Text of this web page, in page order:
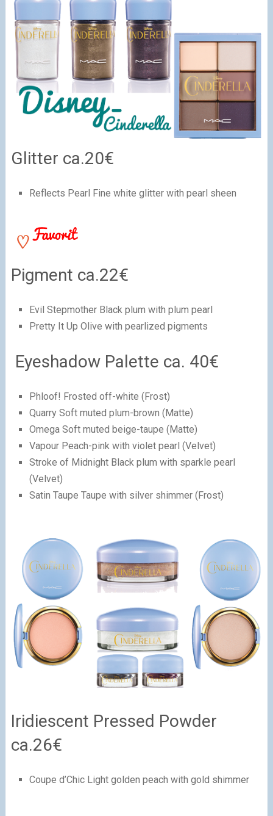
Glitter ca.20€
Reflects Pearl Fine white glitter with pearl sheen
Pigment ca.22€
Evil Stepmother Black plum with plum pearl
Pretty It Up Olive with pearlized pigments
Eyeshadow Palette ca. 40€
Phloof! Frosted off-white (Frost)
Quarry Soft muted plum-brown (Matte)
Omega Soft muted beige-taupe (Matte)
Vapour Peach-pink with violet pearl (Velvet)
Stroke of Midnight Black plum with sparkle pearl
(Velvet)
Satin Taupe Taupe with silver shimmer (Frost)
Iridiescent Pressed Powder
ca.26€
Coupe d’Chic Light golden peach with gold shimmer